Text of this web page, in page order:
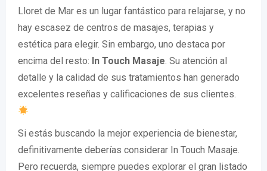
Lloret de Mar es un lugar fantástico para relajarse, y no
hay escasez de centros de masajes, terapias y
estética para elegir. Sin embargo, uno destaca por
encima del resto: In Touch Masaje. Su atención al
detalle y la calidad de sus tratamientos han generado
excelentes reseñas y calificaciones de sus clientes.
Si estás buscando la mejor experiencia de bienestar,
definitivamente deberías considerar In Touch Masaje.
Pero recuerda, siempre puedes explorar el gran listado